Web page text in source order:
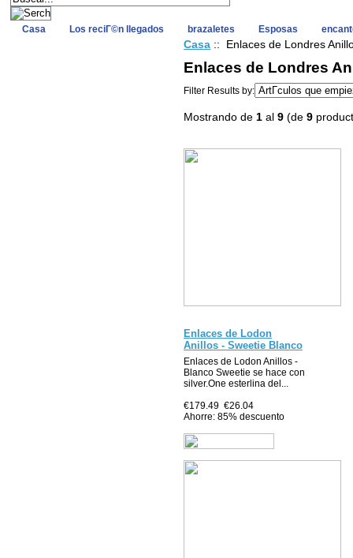
Casa Los reciГ©n llegados brazaletes Esposas
Casa :: Enlaces de Londres
Enlaces de Londres
Filter Results by:
Mostrando de 1 al 9 (de 9
Enlaces de Lodon
Anillos - Sweetie Blanco
Enlaces de Lodon Anillos -
Blanco Sweetie se hace con
silver.One esterlina del...
€179.49 €26.04
Ahorre: 85% descuento